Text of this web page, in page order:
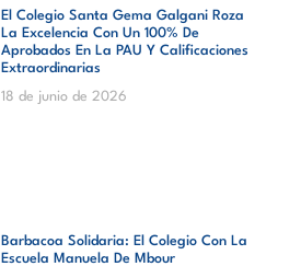
El Colegio Santa Gema Galgani Roza
La Excelencia Con Un 100% De
Aprobados En La PAU Y Calificaciones
Extraordinarias
18 de junio de 2026
Barbacoa Solidaria: El Colegio Con La
Escuela Manuela De Mbour